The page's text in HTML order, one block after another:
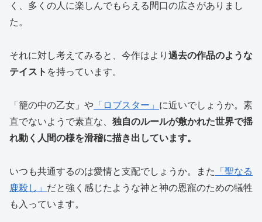
く、多くの人に楽しんでもらえる間口の広さがありまし
た。
それに対し考えてみると、今作はより 過去の作品のような
テイスト を持っています。
「籠の中の乙女」や 「ロブスター」 に近いでしょうか。素
直でないようで素直な、 独自のルールが敷かれた世界で揺
れ動く人間の様を滑稽に描き出しています。
いつも共通するのは愛情と支配でしょうか。また
「聖なる
鹿殺し」 だと強く感じたような神と神の恩寵のための犠牲
も入っています。